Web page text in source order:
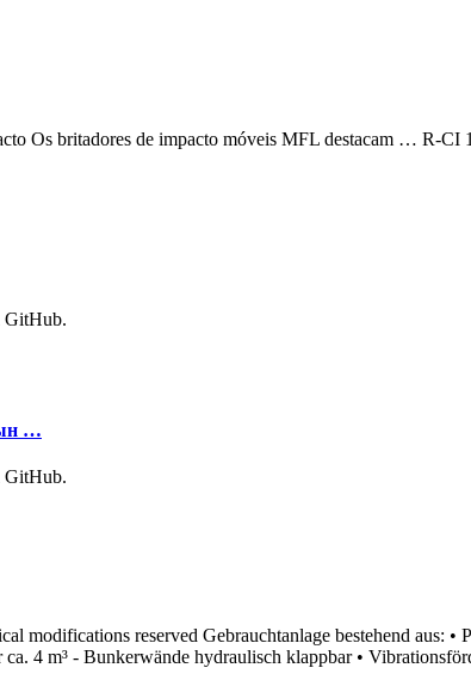
Os britadores de impacto móveis MFL destacam … R-
GitHub.
…
GitHub.
modifications reserved Gebrauchtanlage bestehend aus:
4 m³ - Bunkerwände hydraulisch klappbar •